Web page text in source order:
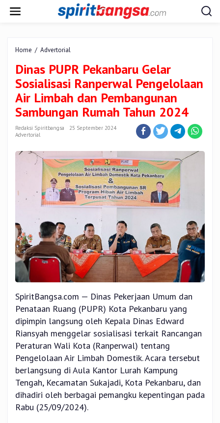
Home / Advertorial
Pekanbaru
Gelar
Sosialisasi
Ranperwal
Air
Limbah
Sambungan
Rumah
Tahun
2024
Dinas PUPR Pekanbaru Gelar
Sosialisasi Ranperwal Pengelolaan
Air Limbah dan Pembangunan
Sambungan Rumah Tahun 2024
Redaksi Spiritbangsa
25 September 2024
Advertorial
SpiritBangsa.com — Dinas Pekerjaan Umum dan
Penataan Ruang (PUPR) Kota Pekanbaru yang
dipimpin langsung oleh Kepala Dinas Edward
Riansyah menggelar sosialisasi terkait Rancangan
Peraturan Wali Kota (Ranperwal) tentang
Pengelolaan Air Limbah Domestik. Acara tersebut
berlangsung di Aula Kantor Lurah Kampung
Tengah, Kecamatan Sukajadi, Kota Pekanbaru, dan
dihadiri oleh berbagai pemangku kepentingan pada
Rabu (25/09/2024).